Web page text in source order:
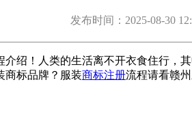
发布时间：2025-08-30
介绍！人类的生活离不开衣食住行，
商标品牌？服装商标注册流程请看赣